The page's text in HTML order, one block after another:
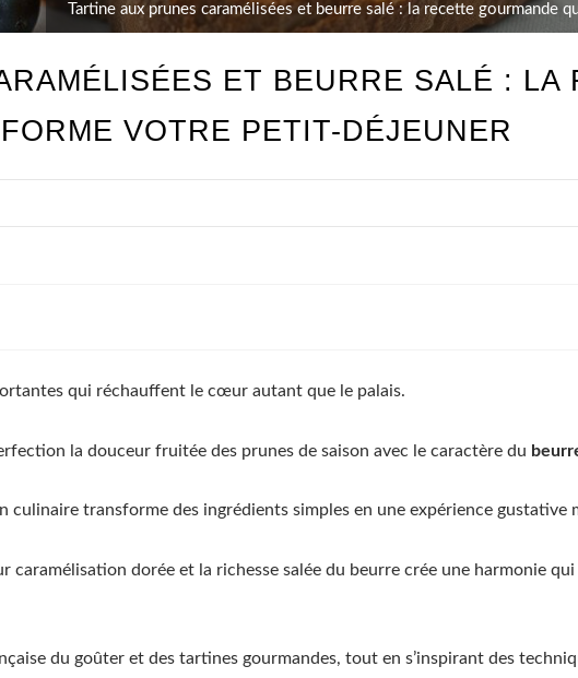
Tartine aux prunes caramélisées et beurre salé : la recette gourmande
ET BEURRE SALÉ : LA
VOTRE PETIT-DÉJEUNER
qui réchauffent le cœur autant que le palais.
la douceur fruitée des prunes de saison avec le caractère du
culinaire transforme des ingrédients simples en une expérience gustative
caramélisation dorée et la richesse salée du beurre crée une harmonie
du goûter et des tartines gourmandes, tout en s’inspirant des